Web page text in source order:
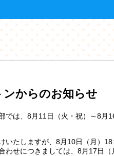
ンからのお知らせ
では、8月11日（火・祝）～8月
いたしますが、8月10日（月）
わせにつきましては、8月17日（